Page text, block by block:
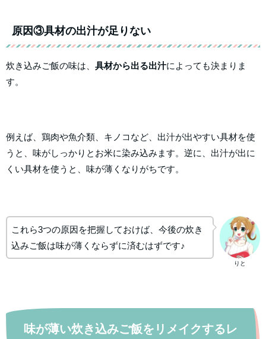
原因③具材の出汁が足りない
炊き込みご飯の味は、 具材から出る出汁によっても決まりま
す。
例えば、鶏肉や魚介類、キノコなど、出汁が出やすい具材を使
うと、味がしっかりとお米に染み込みます。逆に、出汁が出に
くい具材を使うと、味が薄くなりがちです。
りと
これら3つの原因を把握しておけば、今後の炊き
込みご飯は味が薄くならずに済むはずです♪
味が薄い炊き込みご飯をリメイクするレ